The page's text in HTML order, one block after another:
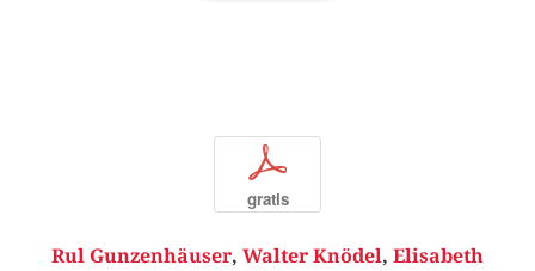
p
gratis
Rul Gunzenhäuser, Walter Knödel, Elisabeth